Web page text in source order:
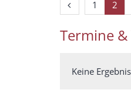
Vorherige Seite
1 2
Termine
Keine